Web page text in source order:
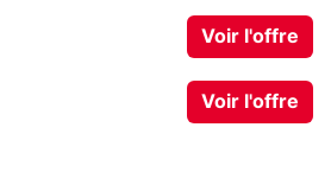
Voir l'offre
Voir l'offre